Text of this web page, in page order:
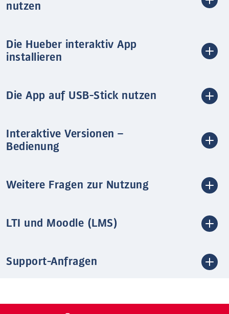
nutzen
Die Hueber interaktiv App
installieren
Die App auf USB-Stick nutzen
Interaktive Versionen –
Bedienung
Weitere Fragen zur Nutzung
LTI und Moodle (LMS)
Support-Anfragen